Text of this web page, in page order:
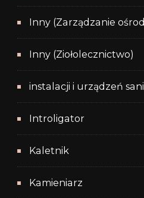
Inny (Zarządzanie
Inny (Ziołolecznictwo)
instalacji i urządzeń
Introligator
Kaletnik
Kamieniarz